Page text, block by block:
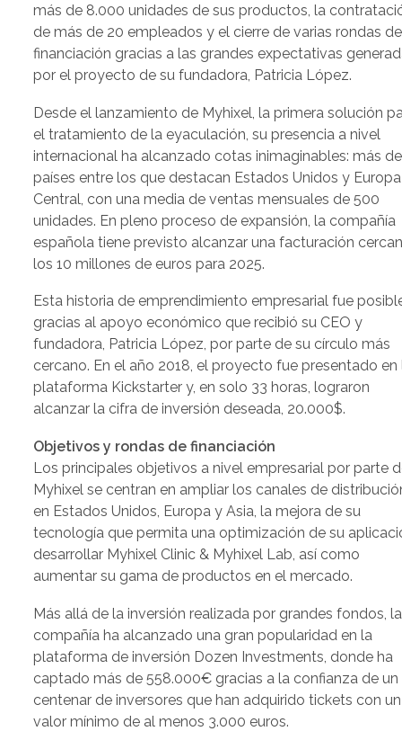
más de 8.000 unidades de sus productos, la
de más de 20 empleados y el cierre de varias rondas de
financiación gracias a las grandes expectativas
por el proyecto de su fundadora, Patricia López.
Desde el lanzamiento de Myhixel, la primera solución
el tratamiento de la eyaculación, su presencia a nivel
internacional ha alcanzado cotas inimaginables: más
países entre los que destacan Estados Unidos y Europa
Central, con una media de ventas mensuales de 500
unidades. En pleno proceso de expansión, la compañía
española tiene previsto alcanzar una facturación
los 10 millones de euros para 2025.
Esta historia de emprendimiento empresarial fue
gracias al apoyo económico que recibió su CEO y
fundadora, Patricia López, por parte de su círculo más
cercano. En el año 2018, el proyecto fue presentado en
plataforma Kickstarter y, en solo 33 horas, lograron
alcanzar la cifra de inversión deseada, 20.000$.
Objetivos y rondas de financiación
Los principales objetivos a nivel empresarial por parte
Myhixel se centran en ampliar los canales de
en Estados Unidos, Europa y Asia, la mejora de su
tecnología que permita una optimización de su
desarrollar Myhixel Clinic & Myhixel Lab, así como
aumentar su gama de productos en el mercado.
Más allá de la inversión realizada por grandes fondos, la
compañía ha alcanzado una gran popularidad en la
plataforma de inversión Dozen Investments, donde ha
captado más de 558.000€ gracias a la confianza de un
centenar de inversores que han adquirido tickets con un
valor mínimo de al menos 3.000 euros.